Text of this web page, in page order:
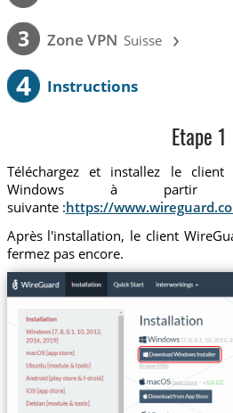
3 Zone VPN Suisse ›
4 Instructions
Etape 1
Téléchargez et installez le
Windows à
suivante :https://
Après l'installation, le client
fermez pas encore.